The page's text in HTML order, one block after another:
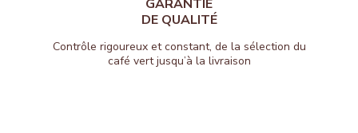
GARANTIE
DE QUALITÉ
Contrôle rigoureux et constant, de la sélection du
café vert jusqu’à la livraison